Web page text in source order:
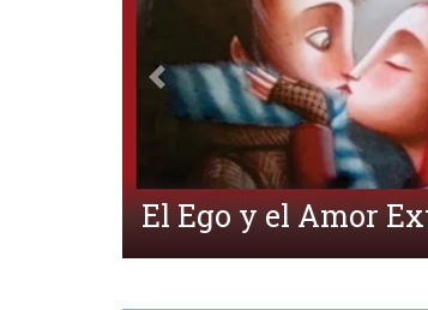
¿Qué es la Ecpatía?
Anterior